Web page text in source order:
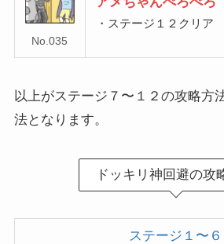
No.035
・ステージ１２クリア
以上がステージ７〜１２の攻略方
法となります。
ドッキリ神回避の攻
ステージ１〜６